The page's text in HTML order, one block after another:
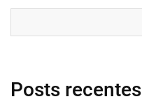
Posts recentes